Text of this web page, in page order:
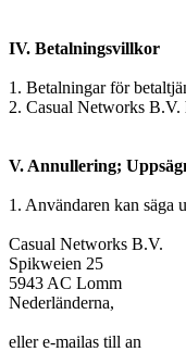
IV. Betalningsvillkor
1. Betalningar för
2. Casual Networks B.V.
V. Annullering;
1. Användaren kan säga
Casual Networks B.V.
Spikweien 25
5943 AC Lomm
Nederländerna,
eller e-mailas till an